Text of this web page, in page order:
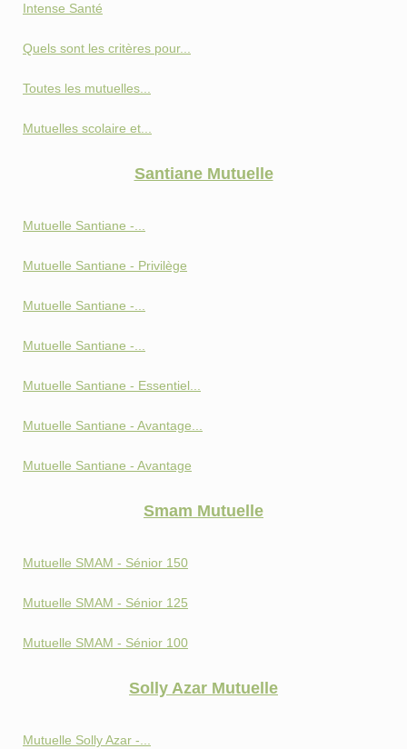
Intense Santé
Quels sont les critères pour...
Toutes les mutuelles...
Mutuelles scolaire et...
Santiane Mutuelle
Mutuelle Santiane -...
Mutuelle Santiane - Privilège
Mutuelle Santiane -...
Mutuelle Santiane -...
Mutuelle Santiane - Essentiel...
Mutuelle Santiane - Avantage...
Mutuelle Santiane - Avantage
Smam Mutuelle
Mutuelle SMAM - Sénior 150
Mutuelle SMAM - Sénior 125
Mutuelle SMAM - Sénior 100
Solly Azar Mutuelle
Mutuelle Solly Azar -...